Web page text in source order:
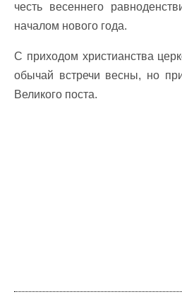
честь весеннего
началом нового года.
С приходом христианства
обычай встречи весны, но
Великого поста.